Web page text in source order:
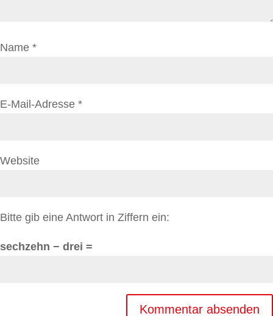
Name *
E-Mail-Adresse *
Website
Bitte gib eine Antwort in Ziffern ein:
sechzehn − drei =